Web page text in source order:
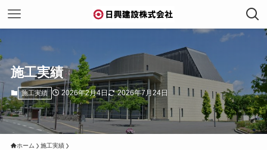
施工実績
施工実績 2026年2月4日 2026年7月24日
ホーム 施工実績